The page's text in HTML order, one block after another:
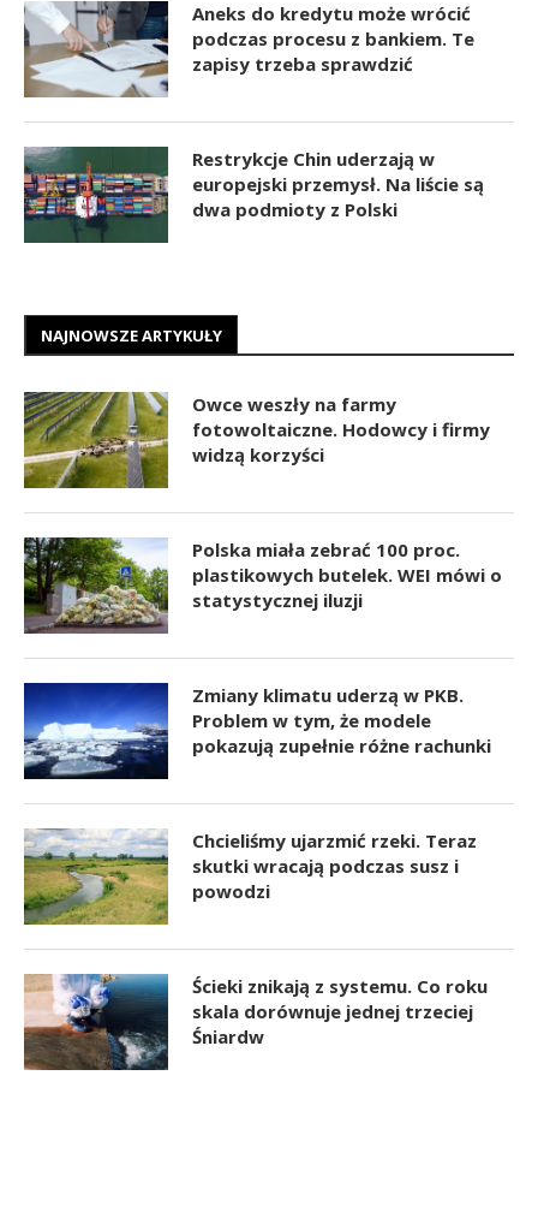
Aneks do kredytu może wrócić
podczas procesu z bankiem. Te
zapisy trzeba sprawdzić
Restrykcje Chin uderzają w
europejski przemysł. Na liście są
dwa podmioty z Polski
NAJNOWSZE ARTYKUŁY
Owce weszły na farmy
fotowoltaiczne. Hodowcy i firmy
widzą korzyści
Polska miała zebrać 100 proc.
plastikowych butelek. WEI mówi o
statystycznej iluzji
Zmiany klimatu uderzą w PKB.
Problem w tym, że modele
pokazują zupełnie różne rachunki
Chcieliśmy ujarzmić rzeki. Teraz
skutki wracają podczas susz i
powodzi
Ścieki znikają z systemu. Co roku
skala dorównuje jednej trzeciej
Śniardw